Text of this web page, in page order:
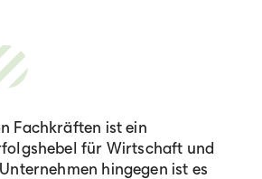
Fachkräften ist ein
für Wirtschaft und
hingegen ist es